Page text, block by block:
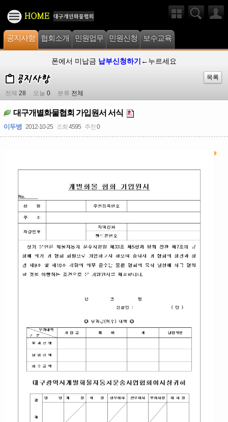
공지사항 협회소개 민원업무 민원신청 보수교육
폰에서 미납금 납부신청하기 ←누르세요
목록
전체 28 오늘 0 분류 전체
대구개별화물협회 가입원서 서식
이두병 2012-10-25 조회 4595 추천 0